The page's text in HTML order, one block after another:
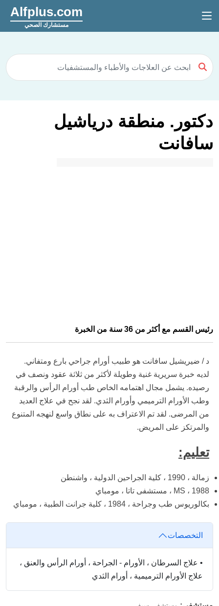
Alfplus.com
مستشارك الصحي
دكتور. منطقة درياشيل
سافانت
رئيس القسم مع أكثر من 36 سنة من الخبرة
د / ضيريشيل سافانت هو طبيب أورام جراحي بارع ومتفاني.
لديه خبرة سريرية غنية وطويلة لأكثر من ثلاثة عقود ونصف في
رصيده. يشمل مجال اهتمامه الخاص طب أورام الرأس والرقبة
وطب الأورام الترميمي وأورام الثدي. لقد نجح في علاج العديد
من المرضى. لقد تم الاعتراف به على نطاق واسع لنهجه المتنوع
والمرتكز على المريض.
تعليم:
زمالة ، 1990 ، كلية الجراحين الدولية ، واشنطن
MS ، 1988 ، مستشفى تاتا ، مومباي
بكالوريوس طب وجراحة ، 1984 ، كلية جرانت الطبية ، مومباي
التخصصات
• علاج السرطان ، الأورام - الجراحة ، أورام الرأس والعنق ،
علاج الأورام الترميمية ، أورام الثدي